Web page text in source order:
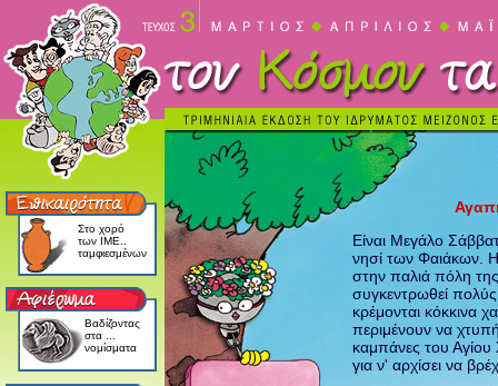
Είναι Μεγάλο
νησί των Φαιάκων.
στην παλιά πόλη
συγκεντρωθεί
κρέμονται κόκκινα
περιμένουν να
καμπάνες του
για ν' αρχίσει να
Στο χορό
των ΙΜΕ..
ταμφιεσμένων
Βαδίζοντας
στα ...
νομίσματα